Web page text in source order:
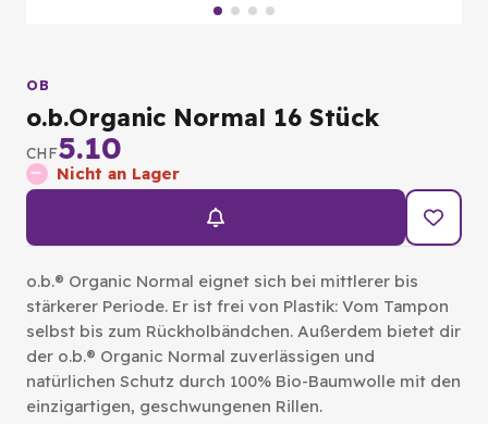
OB
o.b.Organic Normal 16 Stück
CHF5.10
Nicht an Lager
o.b.® Organic Normal eignet sich bei mittlerer bis
stärkerer Periode. Er ist frei von Plastik: Vom Tampon
selbst bis zum Rückholbändchen. Außerdem bietet dir
der o.b.® Organic Normal zuverlässigen und
natürlichen Schutz durch 100% Bio-Baumwolle mit den
einzigartigen, geschwungenen Rillen.